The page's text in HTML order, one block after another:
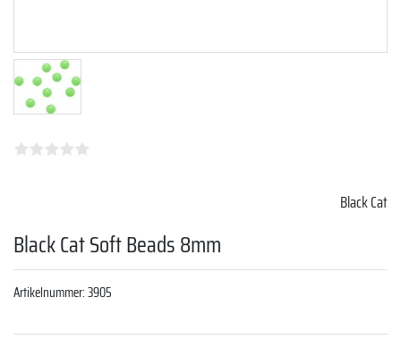
Black Cat
Black Cat Soft Beads 8mm
Artikelnummer:3905